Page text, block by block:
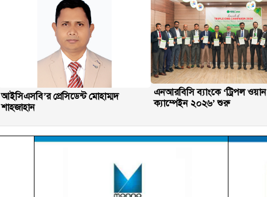
আইসিএসবি’র প্রেসিডেন্ট মোহাম্মদ
শাহজাহান
এনআরবিসি ব্যাংকে ‘ট্রিপল ওয়ান
ক্যাম্পেইন ২০২৬’ শুরু